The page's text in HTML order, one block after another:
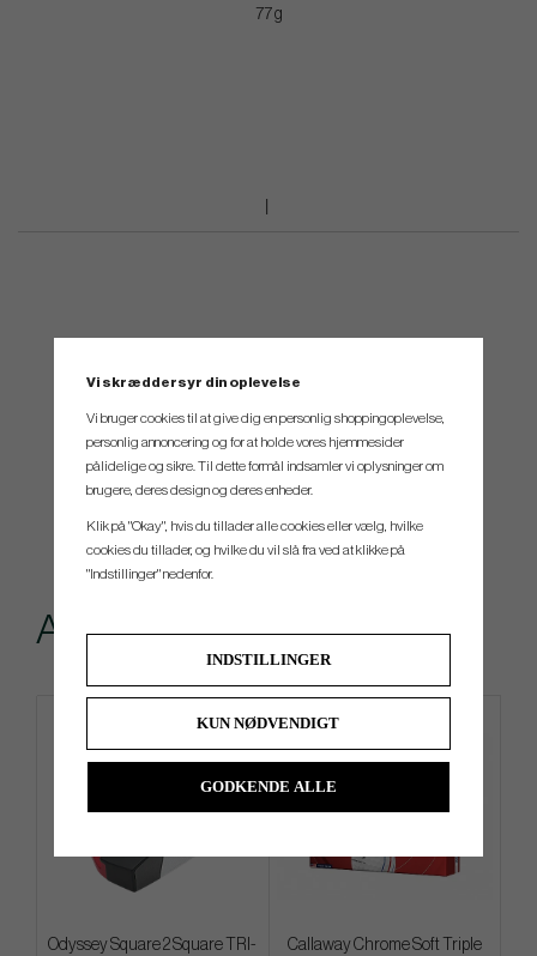
77 g
Andre købte også
Odyssey Square 2 Square TRI-
Callaway Chrome Soft Triple
Vi skræddersyr din oplevelse
Vi bruger cookies til at give dig en personlig shoppingoplevelse,
personlig annoncering og for at holde vores hjemmesider
pålidelige og sikre. Til dette formål indsamler vi oplysninger om
brugere, deres design og deres enheder.
Klik på "Okay", hvis du tillader alle cookies eller vælg, hvilke
cookies du tillader, og hvilke du vil slå fra ved at klikke på
"Indstillinger" nedenfor.
INDSTILLINGER
KUN NØDVENDIGT
GODKENDE ALLE